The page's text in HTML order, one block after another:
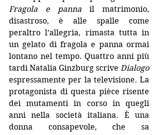
Fragola e panna il matrimonio,
disastroso, è alle spalle come
peraltro l’allegria, rimasta tutta in
un gelato di fragola e panna ormai
lontano nel tempo. Quattro anni più
tardi Natalia Ginzburg scrive Dialogo
espressamente per la televisione. La
protagonista di questa pièce risente
dei mutamenti in corso in quegli
anni nella società italiana. È una
donna consapevole, che sa